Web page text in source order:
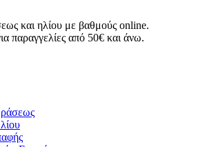
και ηλίου με βαθμούς online.
παραγγελίες από 50€ και άνω.